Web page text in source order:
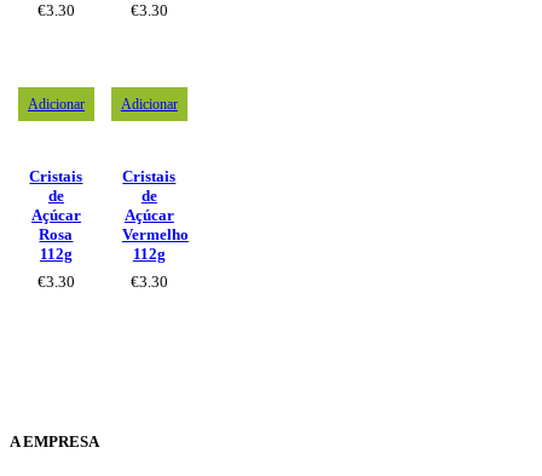
€3.30
€3.30
Adicionar
Cristais
de
Açúcar
Rosa
112g
€3.30
Adicionar
Cristais
de
Açúcar
Vermelho
112g
€3.30
A EMPRESA